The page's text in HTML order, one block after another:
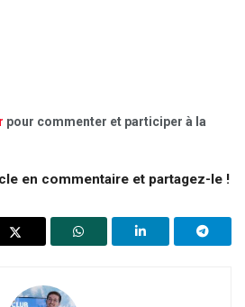
pour commenter et participer à la
en commentaire et partagez-le !